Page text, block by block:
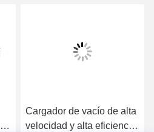
Cargador de vacío de alta
velocidad y alta eficiencia